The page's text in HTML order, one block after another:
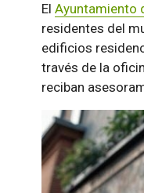
El Ayuntamiento
residentes del
edificios
través de la
reciban